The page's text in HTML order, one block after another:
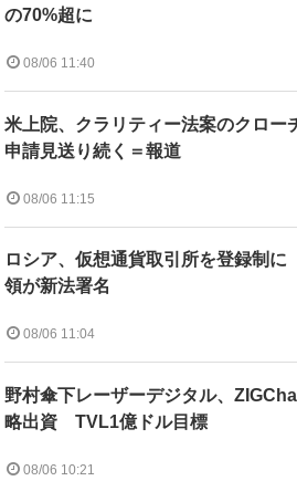
の70%超に
08/06 11:40
米上院、クラリティー法案のクロー
申請見送り続く＝報道
08/06 11:15
ロシア、仮想通貨取引所を登録制
領が新法署名
08/06 11:04
野村傘下レーザーデジタル、
略出資 TVL1億ドル目標
08/06 10:21